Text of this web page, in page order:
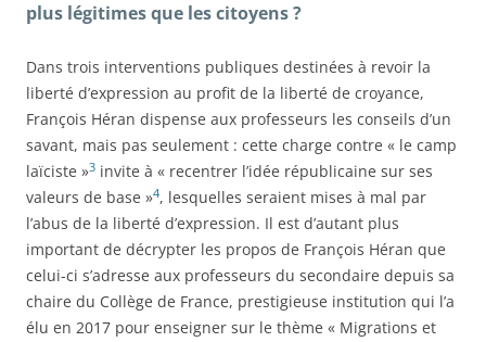
plus légitimes que les citoyens ?
Dans trois interventions publiques destinées à revoir la
liberté d’expression au profit de la liberté de croyance,
François Héran dispense aux professeurs les conseils d’un
savant, mais pas seulement : cette charge contre « le camp
laïciste »3 invite à « recentrer l’idée républicaine sur ses
valeurs de base »4, lesquelles seraient mises à mal par
l’abus de la liberté d’expression. Il est d’autant plus
important de décrypter les propos de François Héran que
celui-ci s’adresse aux professeurs du secondaire depuis sa
chaire du Collège de France, prestigieuse institution qui l’a
élu en 2017 pour enseigner sur le thème « Migrations et